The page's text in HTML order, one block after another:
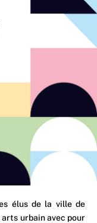
élus de la ville de
arts urbain avec pour